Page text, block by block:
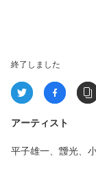
終了しました
アーティスト
平子雄一、靉光、
田政明、中尾彰、